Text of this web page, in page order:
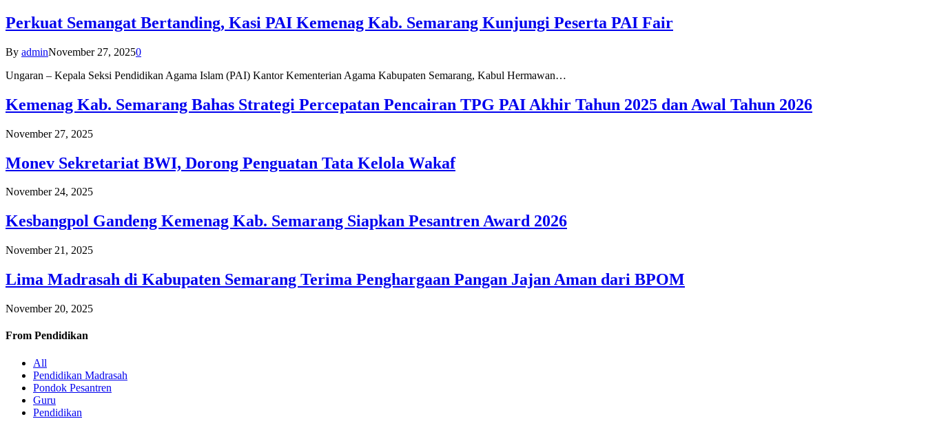
Perkuat Semangat Bertanding, Kasi PAI Kemenag Kab. Semarang Kunjungi Peserta PAI Fair
By adminNovember 27, 20250
Ungaran – Kepala Seksi Pendidikan Agama Islam (PAI) Kantor Kementerian Agama Kabupaten Semarang, Kabul Hermawan…
Kemenag Kab. Semarang Bahas Strategi Percepatan Pencairan TPG PAI Akhir Tahun 2025 dan Awal Tahun 2026
November 27, 2025
Monev Sekretariat BWI, Dorong Penguatan Tata Kelola Wakaf
November 24, 2025
Kesbangpol Gandeng Kemenag Kab. Semarang Siapkan Pesantren Award 2026
November 21, 2025
Lima Madrasah di Kabupaten Semarang Terima Penghargaan Pangan Jajan Aman dari BPOM
November 20, 2025
From Pendidikan
All
Pendidikan Madrasah
Pondok Pesantren
Guru
Pendidikan